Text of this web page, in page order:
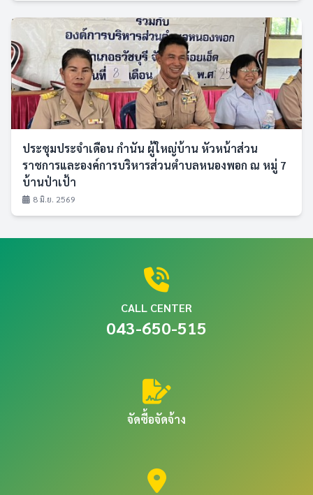
ประชุมประจำเดือน กำนัน ผู้ใหญ่บ้าน หัวหน้าส่วน
ราชการและองค์การบริหารส่วนตำบลหนองพอก ณ หมู่ 7
บ้านป่าเป้า
8 มิ.ย. 2569
CALL CENTER
043-650-515
จัดซื้อจัดจ้าง